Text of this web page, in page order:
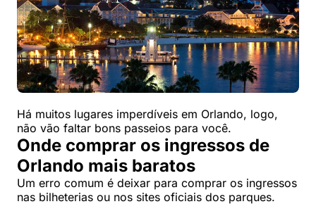
Há muitos lugares imperdíveis em Orlando, logo,
não vão faltar bons passeios para você.
Onde comprar os ingressos de
Orlando mais baratos
Um erro comum é deixar para comprar os ingressos
nas bilheterias ou nos sites oficiais dos parques.